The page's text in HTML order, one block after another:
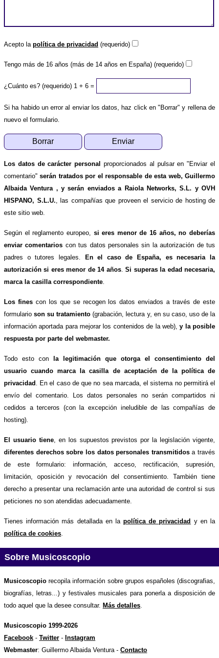
Acepto la política de privacidad (requerido)
Tengo más de 16 años (más de 14 años en España) (requerido)
¿Cuánto es? (requerido) 1 + 6 =
Si ha habido un error al enviar los datos, haz click en "Borrar" y rellena de
nuevo el formulario.
Los datos de carácter personal
proporcionados al pulsar en "Enviar el
comentario"serán tratados por el responsable de esta web, Guillermo
Albaida Ventura , y serán enviados a Raiola Networks, S.L. y OVH
HISPANO, S.L.U. , las compañías que proveen el servicio de hosting de
este sitio web.
Según el reglamento europeo, si eres menor de 16 años, no deberías
enviar comentarios con tus datos personales sin la autorización de tus
padres o tutores legales.
En el caso de España, es necesaria la
autorización si eres menor de 14 años.Si superas la edad necesaria,
marca la casilla correspondiente
Los finescon los que se recogen los datos enviados a través de este
formularioson su tratamiento (grabación, lectura y, en su caso, uso de la
información aportada para mejorar los contenidos de la web),y la posible
respuesta por parte del webmaster.
Todo esto con
la legitimación que otorga el consentimiento del
usuario cuando marca la casilla de aceptación de la política de
privacidad
. En el caso de que no sea marcada, el sistema no permitirá el
envío del comentario. Los datos personales no serán compartidos ni
cedidos a terceros (con la excepción ineludible de las compañías de
hosting).
El usuario tiene, en los supuestos previstos por la legislación vigente,
diferentes derechos sobre los datos personales transmitidosa través
de este formulario: información, acceso, rectificación, supresión,
limitación, oposición y revocación del consentimiento. También tiene
derecho a presentar una reclamación ante una autoridad de control si sus
peticiones no son atendidas adecuadamente.
Tienes información más detallada en lapolítica de privacidad y en la
política de cookies
Sobre Musicoscopio
Musicoscopio recopila información sobre grupos españoles (discografias,
biografías, letras...) y festivales musicales para ponerla a disposición de
todo aquel que la desee consultar. Más detalles.
Musicoscopio 1999-2026
Facebook - Twitter - Instagram
Webmaster: Guillermo Albaida Ventura - Contacto